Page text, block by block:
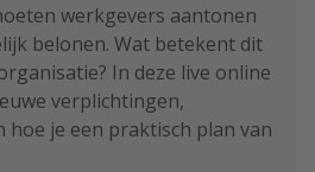
werkgevers aantonen
belonen. Wat betekent dit
In deze live online
verplichtingen,
hoe je een praktisch plan van